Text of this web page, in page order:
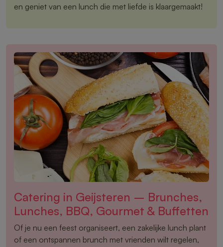
en geniet van een lunch die met liefde is klaargemaakt!
Catering in Geijsteren – Brunches,
Lunches, BBQ, Gourmet & Buffetten
Of je nu een feest organiseert, een zakelijke lunch plant
of een ontspannen brunch met vrienden wilt regelen,